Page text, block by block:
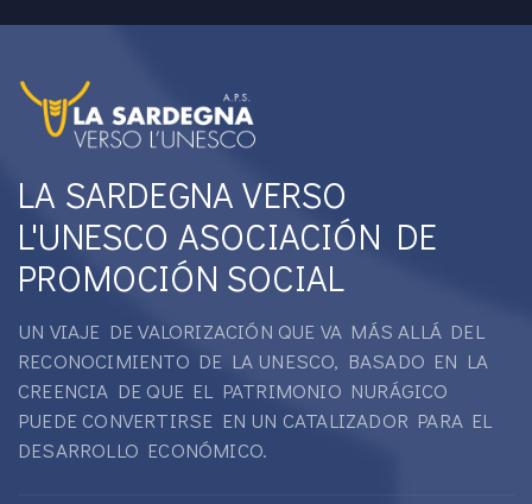
LA SARDEGNA VERSO
L'UNESCO ASOCIACIÓN DE
PROMOCIÓN SOCIAL
UN VIAJE DE VALORIZACIÓN QUE VA MÁS ALLÁ DEL
RECONOCIMIENTO DE LA UNESCO, BASADO EN LA
CREENCIA DE QUE EL PATRIMONIO NURÁGICO
PUEDE CONVERTIRSE EN UN CATALIZADOR PARA EL
DESARROLLO ECONÓMICO.